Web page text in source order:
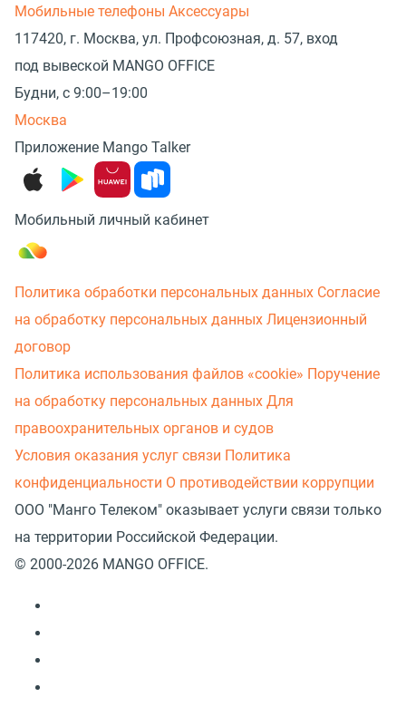
Мобильные телефоны Аксессуары
117420, г. Москва, ул. Профсоюзная, д. 57, вход
под вывеской MANGO OFFICE
Будни, с 9:00–19:00
Москва
Приложение Mango Talker
Мобильный личный кабинет
Политика обработки персональных данных Согласие
на обработку персональных данных Лицензионный
договор
Политика использования файлов «cookie» Поручение
на обработку персональных данных Для
правоохранительных органов и судов
Условия оказания услуг связи Политика
конфиденциальности О противодействии коррупции
ООО "Манго Телеком" оказывает услуги связи только
на территории Российской Федерации.
© 2000-2026 MANGO OFFICE.